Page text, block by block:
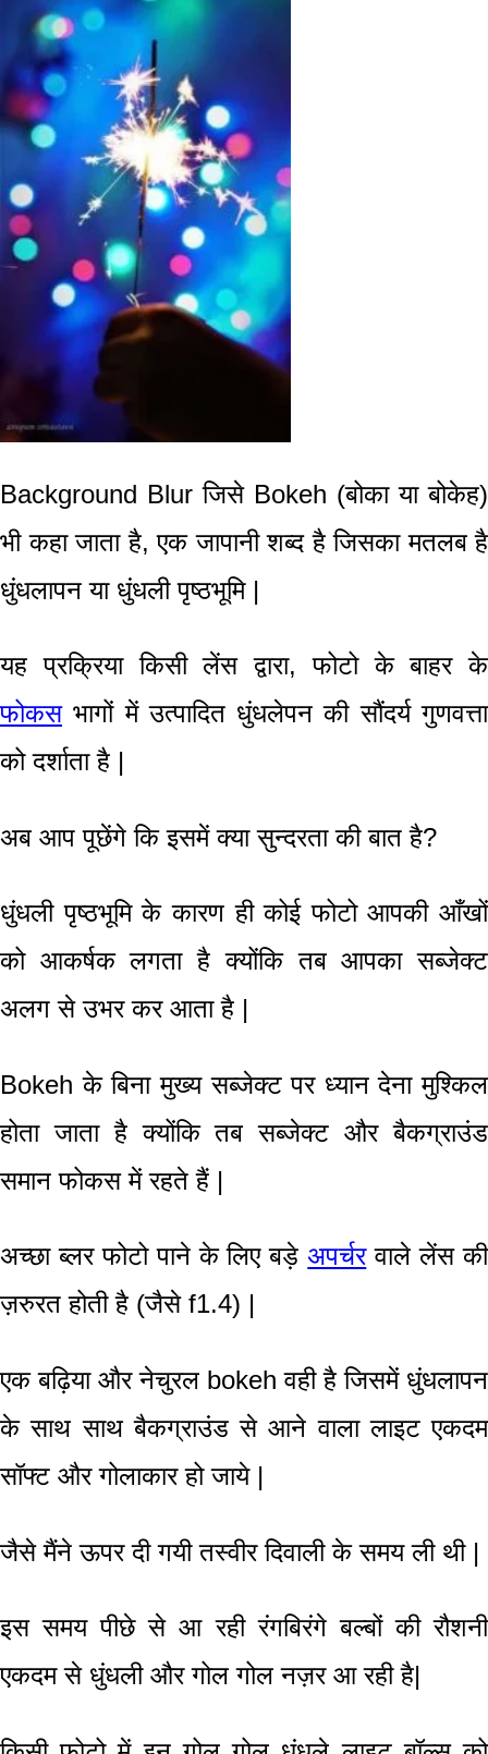
Background Blur जिसे Bokeh (बोका या बोकेह)
भी कहा जाता है, एक जापानी शब्द है जिसका मतलब है
धुंधलापन या धुंधली पृष्ठभूमि |
यह प्रक्रियाकिसी लेंस द्वारा,फोटो के बाहर के
फोकसभागों में उत्पादित धुंधलेपन की सौंदर्य गुणवत्ता
को दर्शाता है |
अब आप पूछेंगे कि इसमें क्या सुन्दरता की बात है?
धुंधली पृष्ठभूमिके कारण ही कोई फोटो आपकी आँखों
को आकर्षक लगता है क्योंकि तब आपका सब्जेक्ट
अलग से उभर कर आता है |
Bokeh के बिना मुख्य सब्जेक्ट पर ध्यान देना मुश्किल
होता जाता है क्योंकि तबसब्जेक्ट और बैकग्राउंड
समान फोकस में रहते हैं |
अच्छा ब्लर फोटो पाने के लिए बड़ेअपर्चरवाले लेंस की
ज़रुरत होती है (जैसे f1.4) |
एक बढ़िया और नेचुरल bokeh वही है जिसमें धुंधलापन
के साथ साथ बैकग्राउंड से आने वाला लाइट एकदम
सॉफ्ट और गोलाकार हो जाये |
जैसे मैंने ऊपर दी गयी तस्वीर दिवाली के समय ली थी |
इस समय पीछे से आ रही रंगबिरंगे बल्बों की रौशनी
एकदम से धुंधली और गोल गोल नज़र आ रही है|